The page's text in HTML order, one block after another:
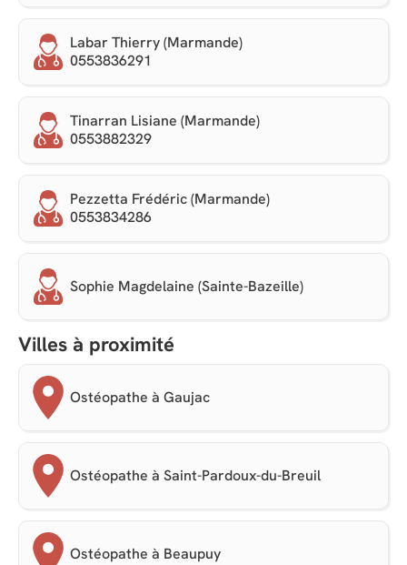
Labar Thierry (Marmande)
0553836291
Tinarran Lisiane (Marmande)
0553882329
Pezzetta Frédéric (Marmande)
0553834286
Sophie Magdelaine (Sainte-Bazeille)
Villes à proximité
Ostéopathe à Gaujac
Ostéopathe à Saint-Pardoux-du-Breuil
Ostéopathe à Beaupuy